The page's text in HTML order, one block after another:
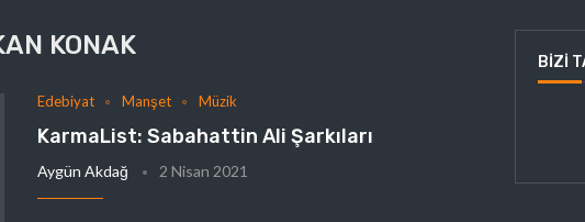
KONAK
Edebiyat Manşet Müzik
KarmaList: Sabahattin Ali Şarkıları
Aygün Akdağ 2 Nisan 2021
BIZI